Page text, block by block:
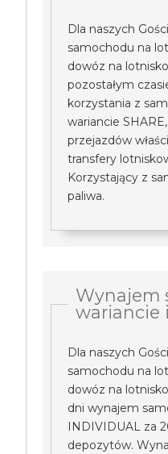
Dla naszych
samochodu na
dowóz na
pozostałym
korzystania z
wariancie
przejazdów
transfery
Korzystający z
paliwa.
Wynajem
wariancie
Dla naszych
samochodu na
dowóz na
dni wynajem
INDIVIDUAL za
depozytów.